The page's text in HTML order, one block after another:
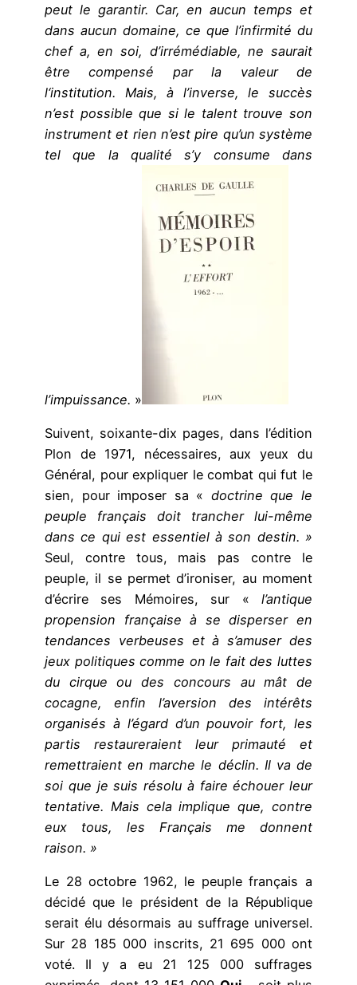
peut le garantir. Car, en aucun temps et
dans aucun domaine, ce que l’infirmité du
chef a, en soi, d’irrémédiable, ne saurait
être compensé par la valeur de
l‘institution. Mais, à l’inverse, le succès
n’est possible que si le talent trouve son
instrument et rien n’est pire qu’un système
tel que la qualité s’y consume dans
l’impuissance. »
Suivent, soixante-dix pages, dans l’édition
Plon de 1971, nécessaires, aux yeux du
Général, pour expliquer le combat qui fut le
sien, pour imposer sa « doctrine que le
peuple français doit trancher lui-même
dans ce qui est essentiel à son destin. »
Seul, contre tous, mais pas contre le
peuple, il se permet d’ironiser, au moment
d’écrire ses Mémoires, sur « l’antique
propension française à se disperser en
tendances verbeuses et à s’amuser des
jeux politiques comme on le fait des luttes
du cirque ou des concours au mât de
cocagne, enfin l’aversion des intérêts
organisés à l’égard d’un pouvoir fort, les
partis restaureraient leur primauté et
remettraient en marche le déclin. Il va de
soi que je suis résolu à faire échouer leur
tentative. Mais cela implique que, contre
eux tous, les Français me donnent
raison. »
Le 28 octobre 1962, le peuple français a
décidé que le président de la République
serait élu désormais au suffrage universel.
Sur 28 185 000 inscrits, 21 695 000 ont
voté. Il y a eu 21 125 000 suffrages